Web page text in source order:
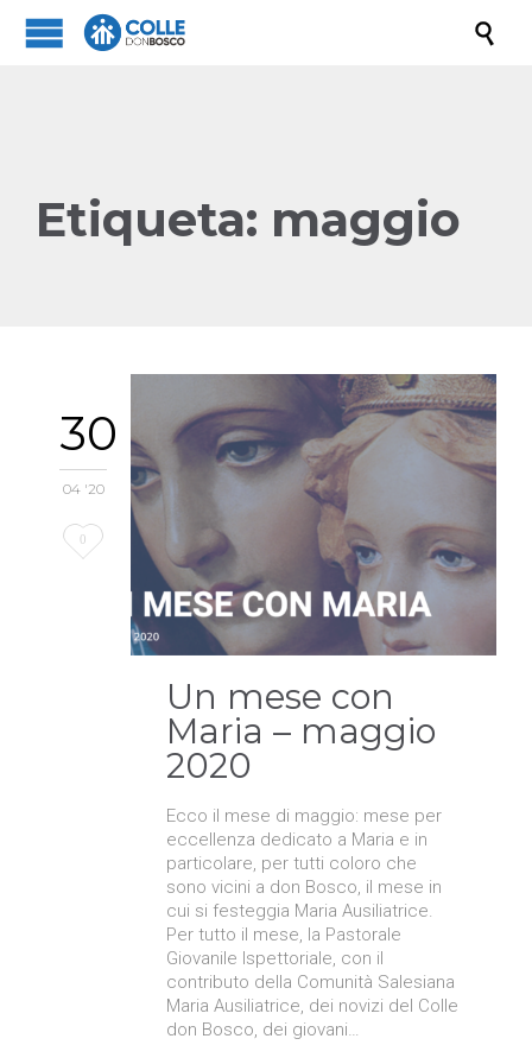

Etiqueta: maggio
30
04 '20
Love
0
Un mese con
Maria – maggio
2020
Ecco il mese di maggio: mese per
eccellenza dedicato a Maria e in
particolare, per tutti coloro che
sono vicini a don Bosco, il mese in
cui si festeggia Maria Ausiliatrice.
Per tutto il mese, la Pastorale
Giovanile Ispettoriale, con il
contributo della Comunità Salesiana
Maria Ausiliatrice, dei novizi del Colle
don Bosco, dei giovani…